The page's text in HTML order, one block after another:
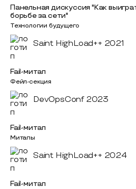
Панельная дискуссия "Как
борьбе за сети"
Технологии будущего
Saint HighLoad++ 2021
Fail-митап
Фейл-секция
DevOpsConf 2023
Fail-митап
Митапы
Saint HighLoad++ 2024
Fail-митап